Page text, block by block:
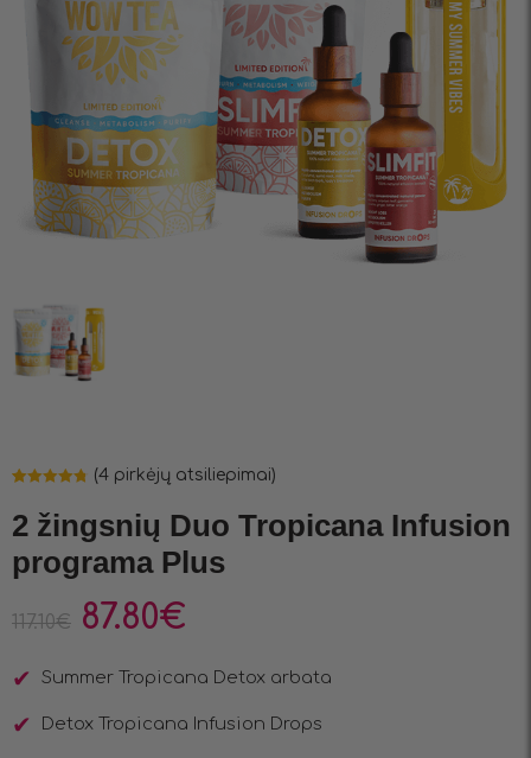
iš 5
(viso
įvertinimų:)
(4pirkėjų atsiliepimai)
2 žingsnių Duo Tropicana Infusion
programa Plus
117.10€ 87.80€
Summer Tropicana Detox arbata
Detox Tropicana Infusion Drops